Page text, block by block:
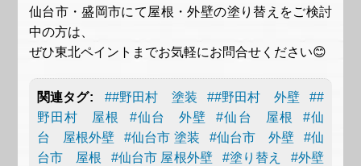
仙台市・盛岡市にて屋根・外壁の塗り替えをご検討
中の方は、
ぜひ東北ペイント までお気軽にお問合せください😊
関連タグ: ##野田村 塗装 ##野田村 外壁
##
野田村 屋根
#仙台 外壁 #仙台 屋根
#仙
台 屋根外壁
#仙台市 塗装 #仙台市 外壁
#仙
台市 屋根
#仙台市 屋根外壁 #塗り替え
#外壁